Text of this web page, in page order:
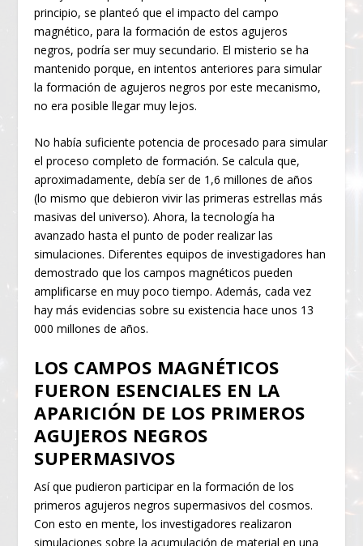
principio, se planteó que el impacto del campo
magnético, para la formación de estos agujeros
negros, podría ser muy secundario. El misterio se ha
mantenido porque, en intentos anteriores para simular
la formación de agujeros negros por este mecanismo,
no era posible llegar muy lejos.
No había suficiente potencia de procesado para simular
el proceso completo de formación. Se calcula que,
aproximadamente, debía ser de 1,6 millones de años
(lo mismo que debieron vivir las primeras estrellas más
masivas del universo). Ahora, la tecnología ha
avanzado hasta el punto de poder realizar las
simulaciones. Diferentes equipos de investigadores han
demostrado que los campos magnéticos pueden
amplificarse en muy poco tiempo. Además, cada vez
hay más evidencias sobre su existencia hace unos 13
000 millones de años.
LOS CAMPOS MAGNÉTICOS
FUERON ESENCIALES EN LA
APARICIÓN DE LOS PRIMEROS
AGUJEROS NEGROS
SUPERMASIVOS
Así que pudieron participar en la formación de los
primeros agujeros negros supermasivos del cosmos.
Con esto en mente, los investigadores realizaron
simulaciones sobre la acumulación de material en una